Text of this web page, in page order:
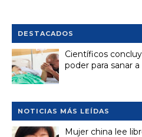
DESTACADOS
Científicos
poder para sanar
NOTICIAS MÁS LEÍDAS
Mujer china lee